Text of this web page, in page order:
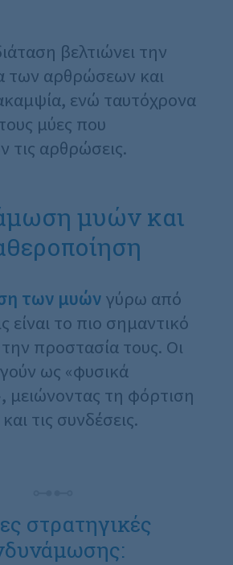
βελτιώνει την
των αρθρώσεων και
ενώ ταυτόχρονα
μύες που
τις αρθρώσεις.
μυών και
των μυώνγύρω από
είναι το πιο σημαντικό
την προστασία τους. Οι
ως «φυσικά
μειώνοντας τη φόρτιση
τις συνδέσεις.
στρατηγικές